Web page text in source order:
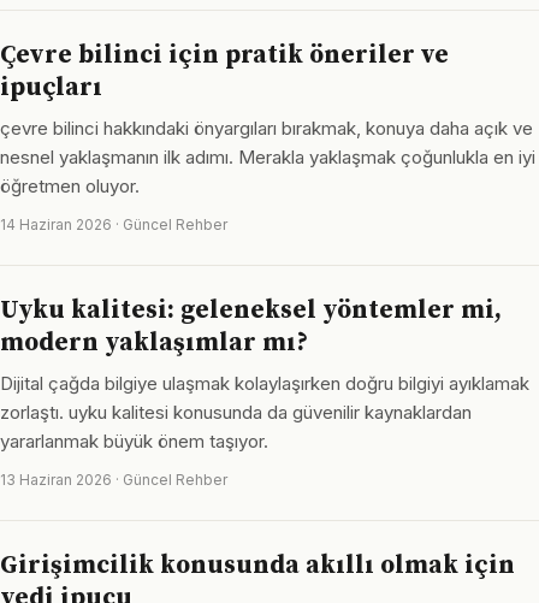
Çevre bilinci için pratik öneriler ve
ipuçları
çevre bilinci hakkındaki önyargıları bırakmak, konuya daha açık ve
nesnel yaklaşmanın ilk adımı. Merakla yaklaşmak çoğunlukla en iyi
öğretmen oluyor.
14 Haziran 2026 · Güncel Rehber
Uyku kalitesi: geleneksel yöntemler mi,
modern yaklaşımlar mı?
Dijital çağda bilgiye ulaşmak kolaylaşırken doğru bilgiyi ayıklamak
zorlaştı. uyku kalitesi konusunda da güvenilir kaynaklardan
yararlanmak büyük önem taşıyor.
13 Haziran 2026 · Güncel Rehber
Girişimcilik konusunda akıllı olmak için